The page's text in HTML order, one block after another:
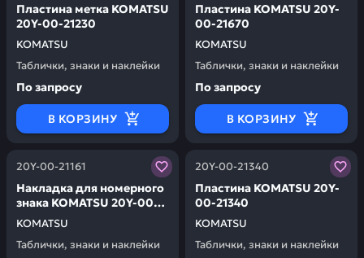
KOMATSU
Пластина метка KOMATSU
20Y-00-21230
Таблички, знаки и наклейки
По запросу
В КОРЗИНУ
KOMATSU
Пластина KOMATSU 20Y-
00-21670
Таблички, знаки и наклейки
По запросу
В КОРЗИНУ
20Y-00-21161
KOMATSU
Накладка для номерного
знака KOMATSU 20Y-00-
21161
Таблички, знаки и наклейки
Заказывая запчасти у нас, вы получаете гарантию
20Y-00-21340
KOMATSU
Пластина KOMATSU 20Y-
00-21340
Таблички, знаки и наклейки
Заказывая запчасти у